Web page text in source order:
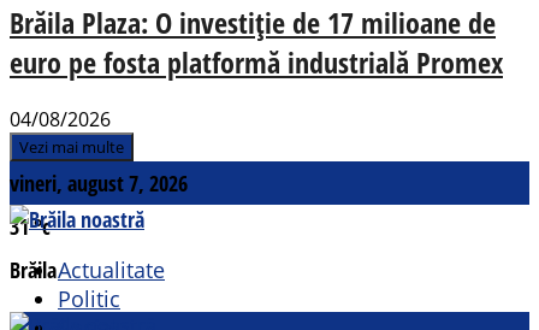
Brăila Plaza: O investiție de 17 milioane de
euro pe fosta platformă industrială Promex
04/08/2026
Vezi mai multe
vineri, august 7, 2026
31°c
BrăilaActualitate
Politic